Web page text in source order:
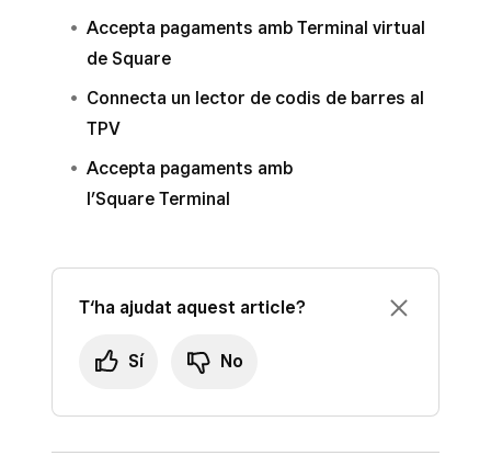
Accepta pagaments amb Terminal virtual
de Square
Connecta un lector de codis de barres al
TPV
Accepta pagaments amb
l’Square Terminal
T‘ha ajudat aquest article?
Sí No